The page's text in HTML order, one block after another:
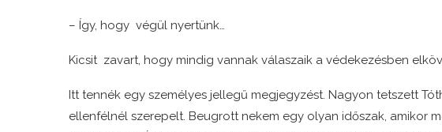
– Így, hogy végül nyertünk…
Kicsit zavart, hogy mindig vannak válaszaik a védekezésben
Itt tennék egy személyes jellegű megjegyzést. Nagyon tetszett
ellenfélnél szerepelt. Beugrott nekem egy olyan időszak, amikor